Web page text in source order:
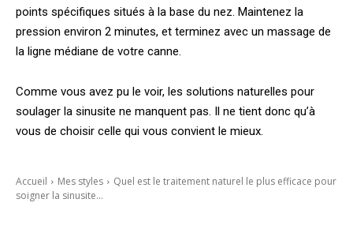
points spécifiques situés à la base du nez. Maintenez la
pression environ 2 minutes, et terminez avec un massage de
la ligne médiane de votre canne.
Comme vous avez pu le voir, les solutions naturelles pour
soulager la sinusite ne manquent pas. Il ne tient donc qu’à
vous de choisir celle qui vous convient le mieux.
Accueil Mes styles
Quel est le traitement naturel le plus efficace pour
soigner la sinusite...